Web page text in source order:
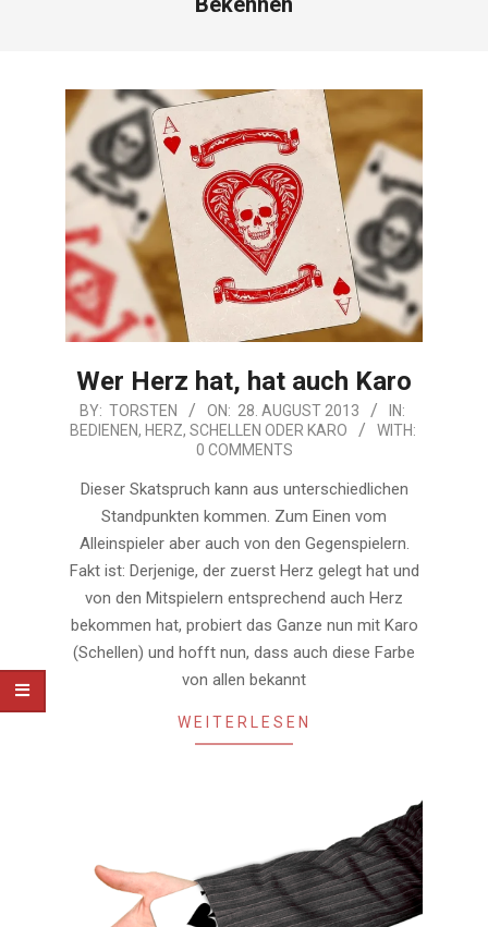
Wer Herz hat, hat auch Karo
2013-
08-
BY: TORSTEN ON: 28. AUGUST 2013
IN:
BEDIENEN, HERZ, SCHELLEN ODER KARO
WITH:
0 COMMENTS
Dieser Skatspruch kann aus unterschiedlichen
Standpunkten kommen. Zum Einen vom
Alleinspieler aber auch von den Gegenspielern.
Fakt ist: Derjenige, der zuerst Herz gelegt hat und
von den Mitspielern entsprechend auch Herz
bekommen hat, probiert das Ganze nun mit Karo
(Schellen) und hofft nun, dass auch diese Farbe
von allen bekannt
WEITERLESEN